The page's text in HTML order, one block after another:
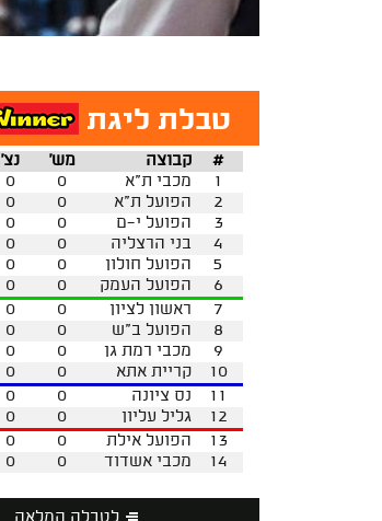
טבלת ליגת
נצ' מש' קבוצה
#
0 0 מכבי ת"א
1
0 0 הפועל ת"א
2
0 0 הפועל י-ם
3
0 0 בני הרצליה
4
0 0 הפועל חולון
5
0 0 הפועל העמק
6
0 0 ראשון לציון
7
0 0 הפועל ב"ש
8
0 0 מכבי רמת גן
9
0 0 קריית אתא
10
0 0 נס ציונה
11
0 0 גליל עליון
12
0 0 הפועל אילת
13
0 0 מכבי אשדוד 14